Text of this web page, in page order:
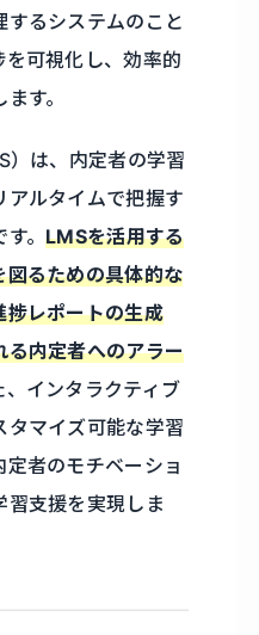
するシステムのこと
可視化し、効率的
す。
）は、内定者の学習
アルタイムで把握す
す。LMSを活用する
図るための具体的な
捗レポートの生成
る内定者へのアラー
、インタラクティブ
タマイズ可能な学習
者のモチベーショ
習支援を実現しま